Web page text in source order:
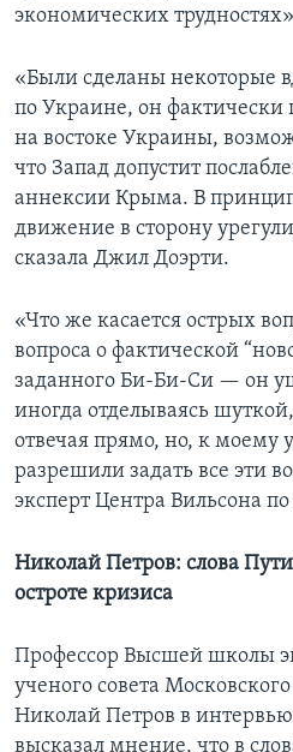
экономических
«Были сделаны некоторые
по Украине, он фактически
на востоке Украины,
что Запад допустит
аннексии Крыма. В
движение в сторону
сказала Джил Доэрти.
«Что же касается острых
вопроса о фактической
заданного Би-Би-Си — он
иногда отделываясь
отвечая прямо, но, к моему
разрешили задать все эти
эксперт Центра Вильсона
Николай Петров: слова
остроте кризиса
Профессор Высшей школы
ученого совета
Николай Петров в
высказал мнение, что в